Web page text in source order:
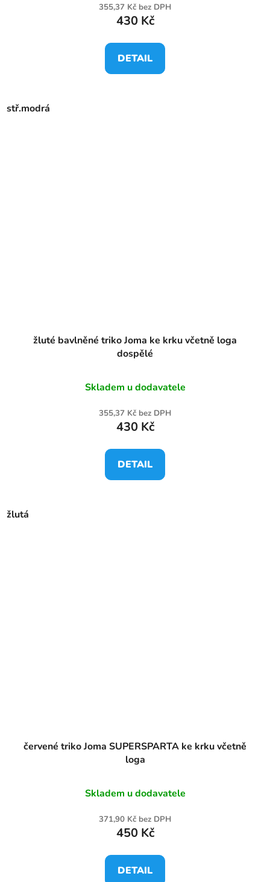
355,37 Kč bez DPH
430 Kč
DETAIL
stř.modrá
žluté bavlněné triko Joma ke krku včetně loga
dospělé
Skladem u dodavatele
355,37 Kč bez DPH
430 Kč
DETAIL
žlutá
červené triko Joma SUPERSPARTA ke krku včetně
loga
Skladem u dodavatele
371,90 Kč bez DPH
450 Kč
DETAIL